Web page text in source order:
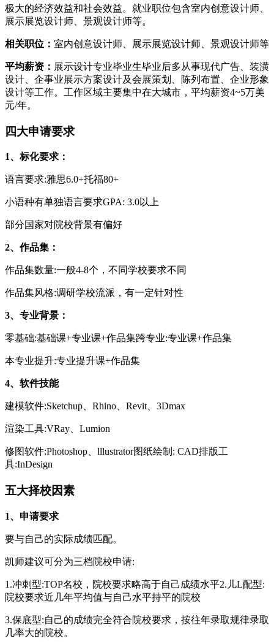
极大的经济效益和社会效益。就业职位包含室内创意设计师、
展示展览设计师、景观设计师等。
相关职位： 室内创意设计师、展示展览设计师、景观设计师等
平均薪资： 展示设计专业毕业生毕业后多从事现代广告、装潢
设计、企事业展示方案设计及会展策划、陈列布置、企业形象
设计等工作。工作区域主要集中在大城市，平均薪资4~5万美
元/年。
四大申请要求
1、标化要求：
语言要求:雅思6.0+托福80+
小语种有单独语言要求GPA: 3.0以上
部分国家对院校背景有偏好
2、作品集：
作品集数量:一般4-8个，不同学校要求不同
作品集风格:调研学校流派，有一定针对性
3、专业背景：
零基础:基础课+专业课+作品集跨专业:专业课+作品集
本专业提升:专业提升课+作品集
4、软件技能
建模软件:Sketchup、Rhino、Revit、3Dmax
渲染工具:VRay、Lumion
修图软件:Photoshop、lllustrator图纸绘制: CAD排版工
具:InDesign
五大择校因素
1、申请要求
要与自己的实际成绩匹配。
凯师建议可分为三档院校申请:
1.冲刺型:TOP名校，院校要求略高于自己成绩水平2.儿L配型:
院校要求近几年平均值与自己水平持平的院校
3.保底型:自己的成绩完全符合院校要求，按往年录取规律录取
几率大的院校。